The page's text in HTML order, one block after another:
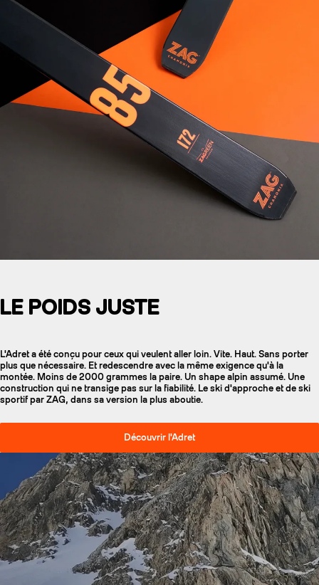
LE POIDS JUSTE
L'Adret a été conçu pour ceux qui veulent aller loin. Vite. Haut. Sans porter
plus que nécessaire. Et redescendre avec la même exigence qu'à la
montée. Moins de 2000 grammes la paire. Un shape alpin assumé. Une
construction qui ne transige pas sur la fiabilité. Le ski d'approche et de ski
sportif par ZAG, dans sa version la plus aboutie.
Découvrir l'Adret